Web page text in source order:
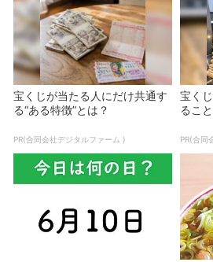
宝くじが当たる人にだけ共通す
る“ある特徴”とは？
PR(合同会社デジタルファーム )
宝く
るこ
PR(合同